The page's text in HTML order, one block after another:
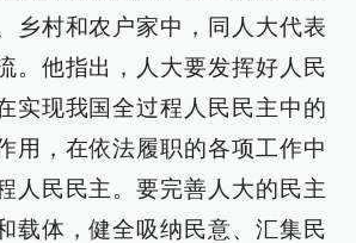
乡村和农户家中，同人大代表
。他指出，人大要发挥好人民
实现我国全过程人民民主中的
用，在依法履职的各项工作中
人民民主。要完善人大的民主
载体，健全吸纳民意、汇集民